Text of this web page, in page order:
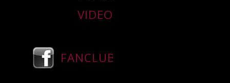
VIDEO
FANCLUB